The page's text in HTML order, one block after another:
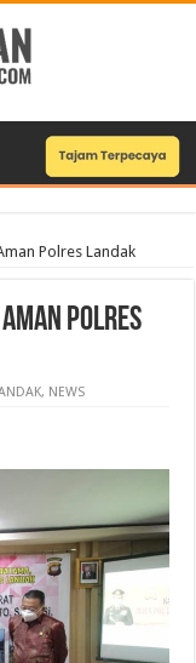
Polres Landak
Polres
, NEWS